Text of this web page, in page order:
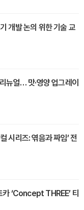
개발 논의 위한 기술 교
뉴얼… 맛·영양 업그레이
시리즈: 엮음과 짜임’ 전
‘Concept THREE’ 티